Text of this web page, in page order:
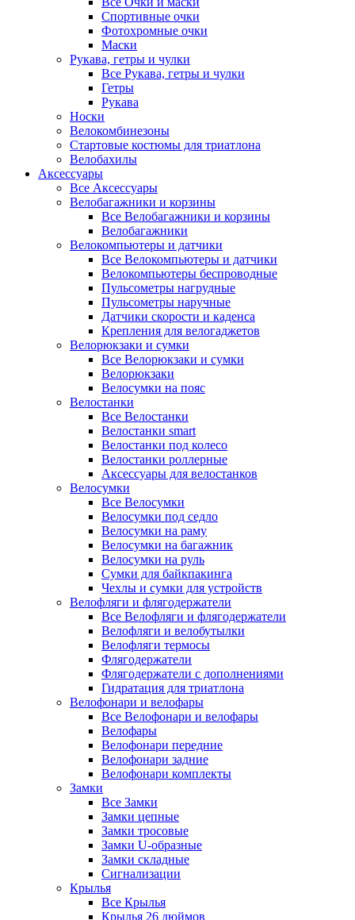
Спортивные очки
Фотохромные очки
Маски
Рукава, гетры и чулки
Все Рукава, гетры и чулки
Гетры
Рукава
Носки
Велокомбинезоны
Стартовые костюмы для триатлона
Велобахилы
Аксессуары
Все Аксессуары
Велобагажники и корзины
Все Велобагажники и корзины
Велобагажники
Велокомпьютеры и датчики
Все Велокомпьютеры и датчики
Велокомпьютеры беспроводные
Пульсометры нагрудные
Пульсометры наручные
Датчики скорости и каденса
Крепления для велогаджетов
Велорюкзаки и сумки
Все Велорюкзаки и сумки
Велорюкзаки
Велосумки на пояс
Велостанки
Все Велостанки
Велостанки smart
Велостанки под колесо
Велостанки роллерные
Аксессуары для велостанков
Велосумки
Все Велосумки
Велосумки под седло
Велосумки на раму
Велосумки на багажник
Велосумки на руль
Сумки для байкпакинга
Чехлы и сумки для устройств
Велофляги и флягодержатели
Все Велофляги и флягодержатели
Велофляги и велобутылки
Велофляги термосы
Флягодержатели
Флягодержатели с дополнениями
Гидратация для триатлона
Велофонари и велофары
Все Велофонари и велофары
Велофары
Велофонари передние
Велофонари задние
Велофонари комплекты
Замки
Все Замки
Замки цепные
Замки тросовые
Замки U-образные
Замки складные
Сигнализации
Крылья
Все Крылья
Крылья 26 дюймов